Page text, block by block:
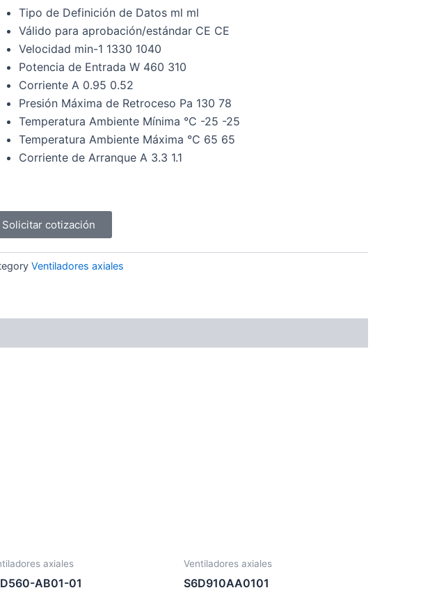
Tipo de Definición de Datos ml ml
Válido para aprobación/estándar CE CE
Velocidad min-1 1330 1040
Potencia de Entrada W 460 310
Corriente A 0.95 0.52
Presión Máxima de Retroceso Pa 130 78
Temperatura Ambiente Mínima °C -25 -25
Temperatura Ambiente Máxima °C 65 65
Corriente de Arranque A 3.3 1.1
Solicitar cotización
Ventiladores axiales
axiales
AB01-01
Ventiladores axiales
S6D910AA0101